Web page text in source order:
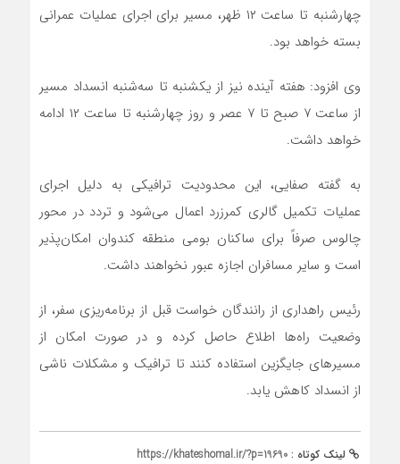
چهارشنبه تا ساعت ۱۲ ظهر، مسیر برای اجرای عملیات عمرانی
بسته خواهد بود.
وی افزود: هفته آینده نیز از یکشنبه تا سه‌شنبه انسداد مسیر
از ساعت ۷ صبح تا ۷ عصر و روز چهارشنبه تا ساعت ۱۲ ادامه
خواهد داشت.
به گفته صفایی، این محدودیت ترافیکی به دلیل اجرای
عملیات تکمیل گالری کمرزرد اعمال می‌شود و تردد در محور
چالوس صرفاً برای ساکنان بومی منطقه کندوان امکان‌پذیر
است و سایر مسافران اجازه عبور نخواهند داشت.
رئیس راهداری از رانندگان خواست قبل از برنامه‌ریزی سفر، از
وضعیت راه‌ها اطلاع حاصل کرده و در صورت امکان از
مسیرهای جایگزین استفاده کنند تا ترافیک و مشکلات ناشی
از انسداد کاهش یابد.
لینک کوتاه : https://khateshomal.ir/?p=19690